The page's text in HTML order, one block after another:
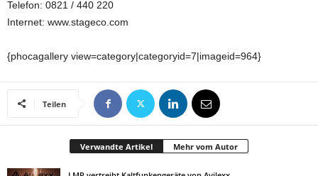
Telefon: 0821 / 440 220
Internet: www.stageco.com
{phocagallery view=category|categoryid=7|imageid=964}
Teilen
Verwandte Artikel Mehr vom Autor